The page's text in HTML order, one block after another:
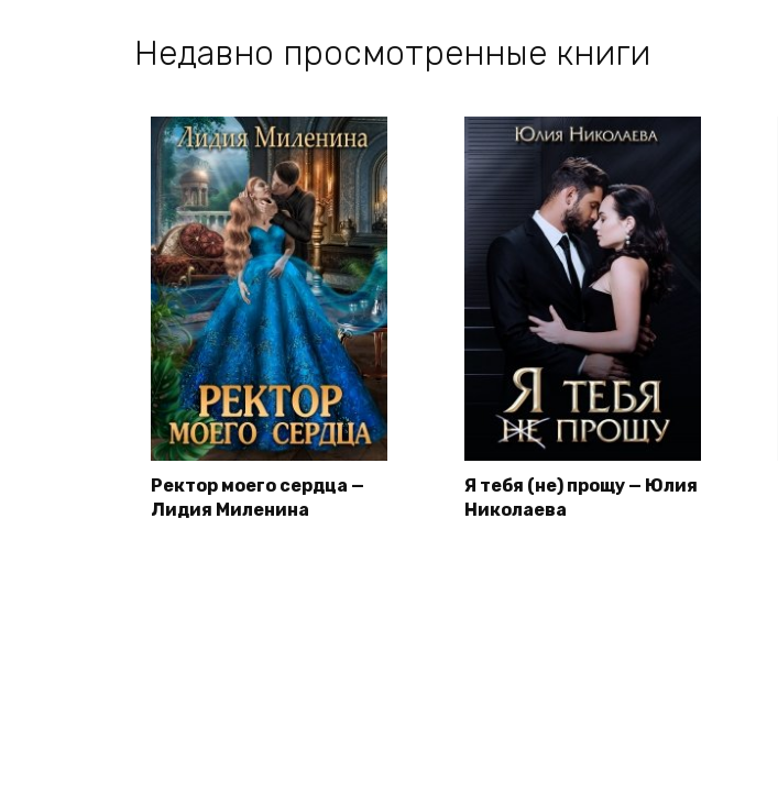
Недавно просмотренные книги
Ректор моего сердца —
Лидия Миленина
Я тебя (не) прощу — Юлия
Николаева